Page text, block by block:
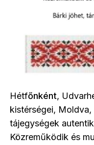
Hétfőnként,
kistérségei, Moldva,
tájegységek
Közreműködik és